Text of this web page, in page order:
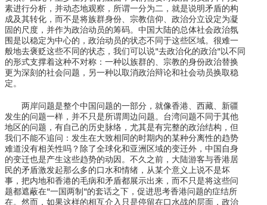
素进行分析，并动态地观察，所谓一分为二，就是说明矛盾的构
成及其转化，而不是将族群身份、宗教信仰、政治分立设定为凝
固的尺度，并作为政治动员的筹码。中国大陆的总体社会政治氛
围是以稳定为中心的，政治动员的状态不同于这些区域。很难一
般地去褒贬这些不同的状态，我们可以说"去政治化的政治"以不同
的形式支撑着这种不对称：一种以族群的、宗教的身份政治替换
更为深刻的社会问题，另一种以取消政治辩论和社会动员换取稳
定。
两岸问题是整个中国问题的一部分，就像香港、西藏、新疆
发生的问题一样，并不只是所谓周边问题。台湾问题不同于其他
地区的问题，有自己的历史脉络，尤其是有完整的政治结构，但
我们不能不追问：发生在大致相同的时期内的某种分离性的趋势
难道没有相关性吗？除了全球化和亚洲区域的变迁外，中国自身
的变迁也是产生这些趋势的动因。不久之前，大陆游客与香港居
民的矛盾激发起那么多的口水和情绪，从某个意义上说不是坏
事，把内地和香港的毛病和矛盾都展示出来，而不只是将这些问
题都遮蔽在"一国两制"的套话之下，促进思考香港问题的症结所
在。然而，如果这样的相互介入只是停留在口水战的层面，政治